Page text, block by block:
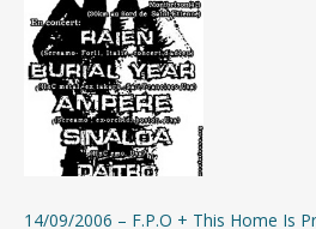
14/09/2006 – F.P.O + This Home Is